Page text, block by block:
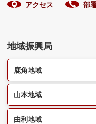
アクセス 部
地域振興局
鹿角地域
山本地域
由利地域